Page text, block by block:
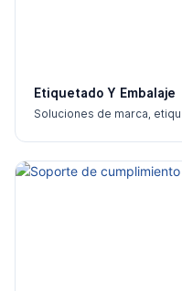
Etiquetado Y Embalaje
Soluciones de marca,